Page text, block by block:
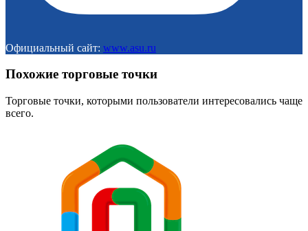
Официальный сайт: www.asu.ru
Похожие торговые точки
Торговые точки, которыми пользователи интересовались чаще
всего.